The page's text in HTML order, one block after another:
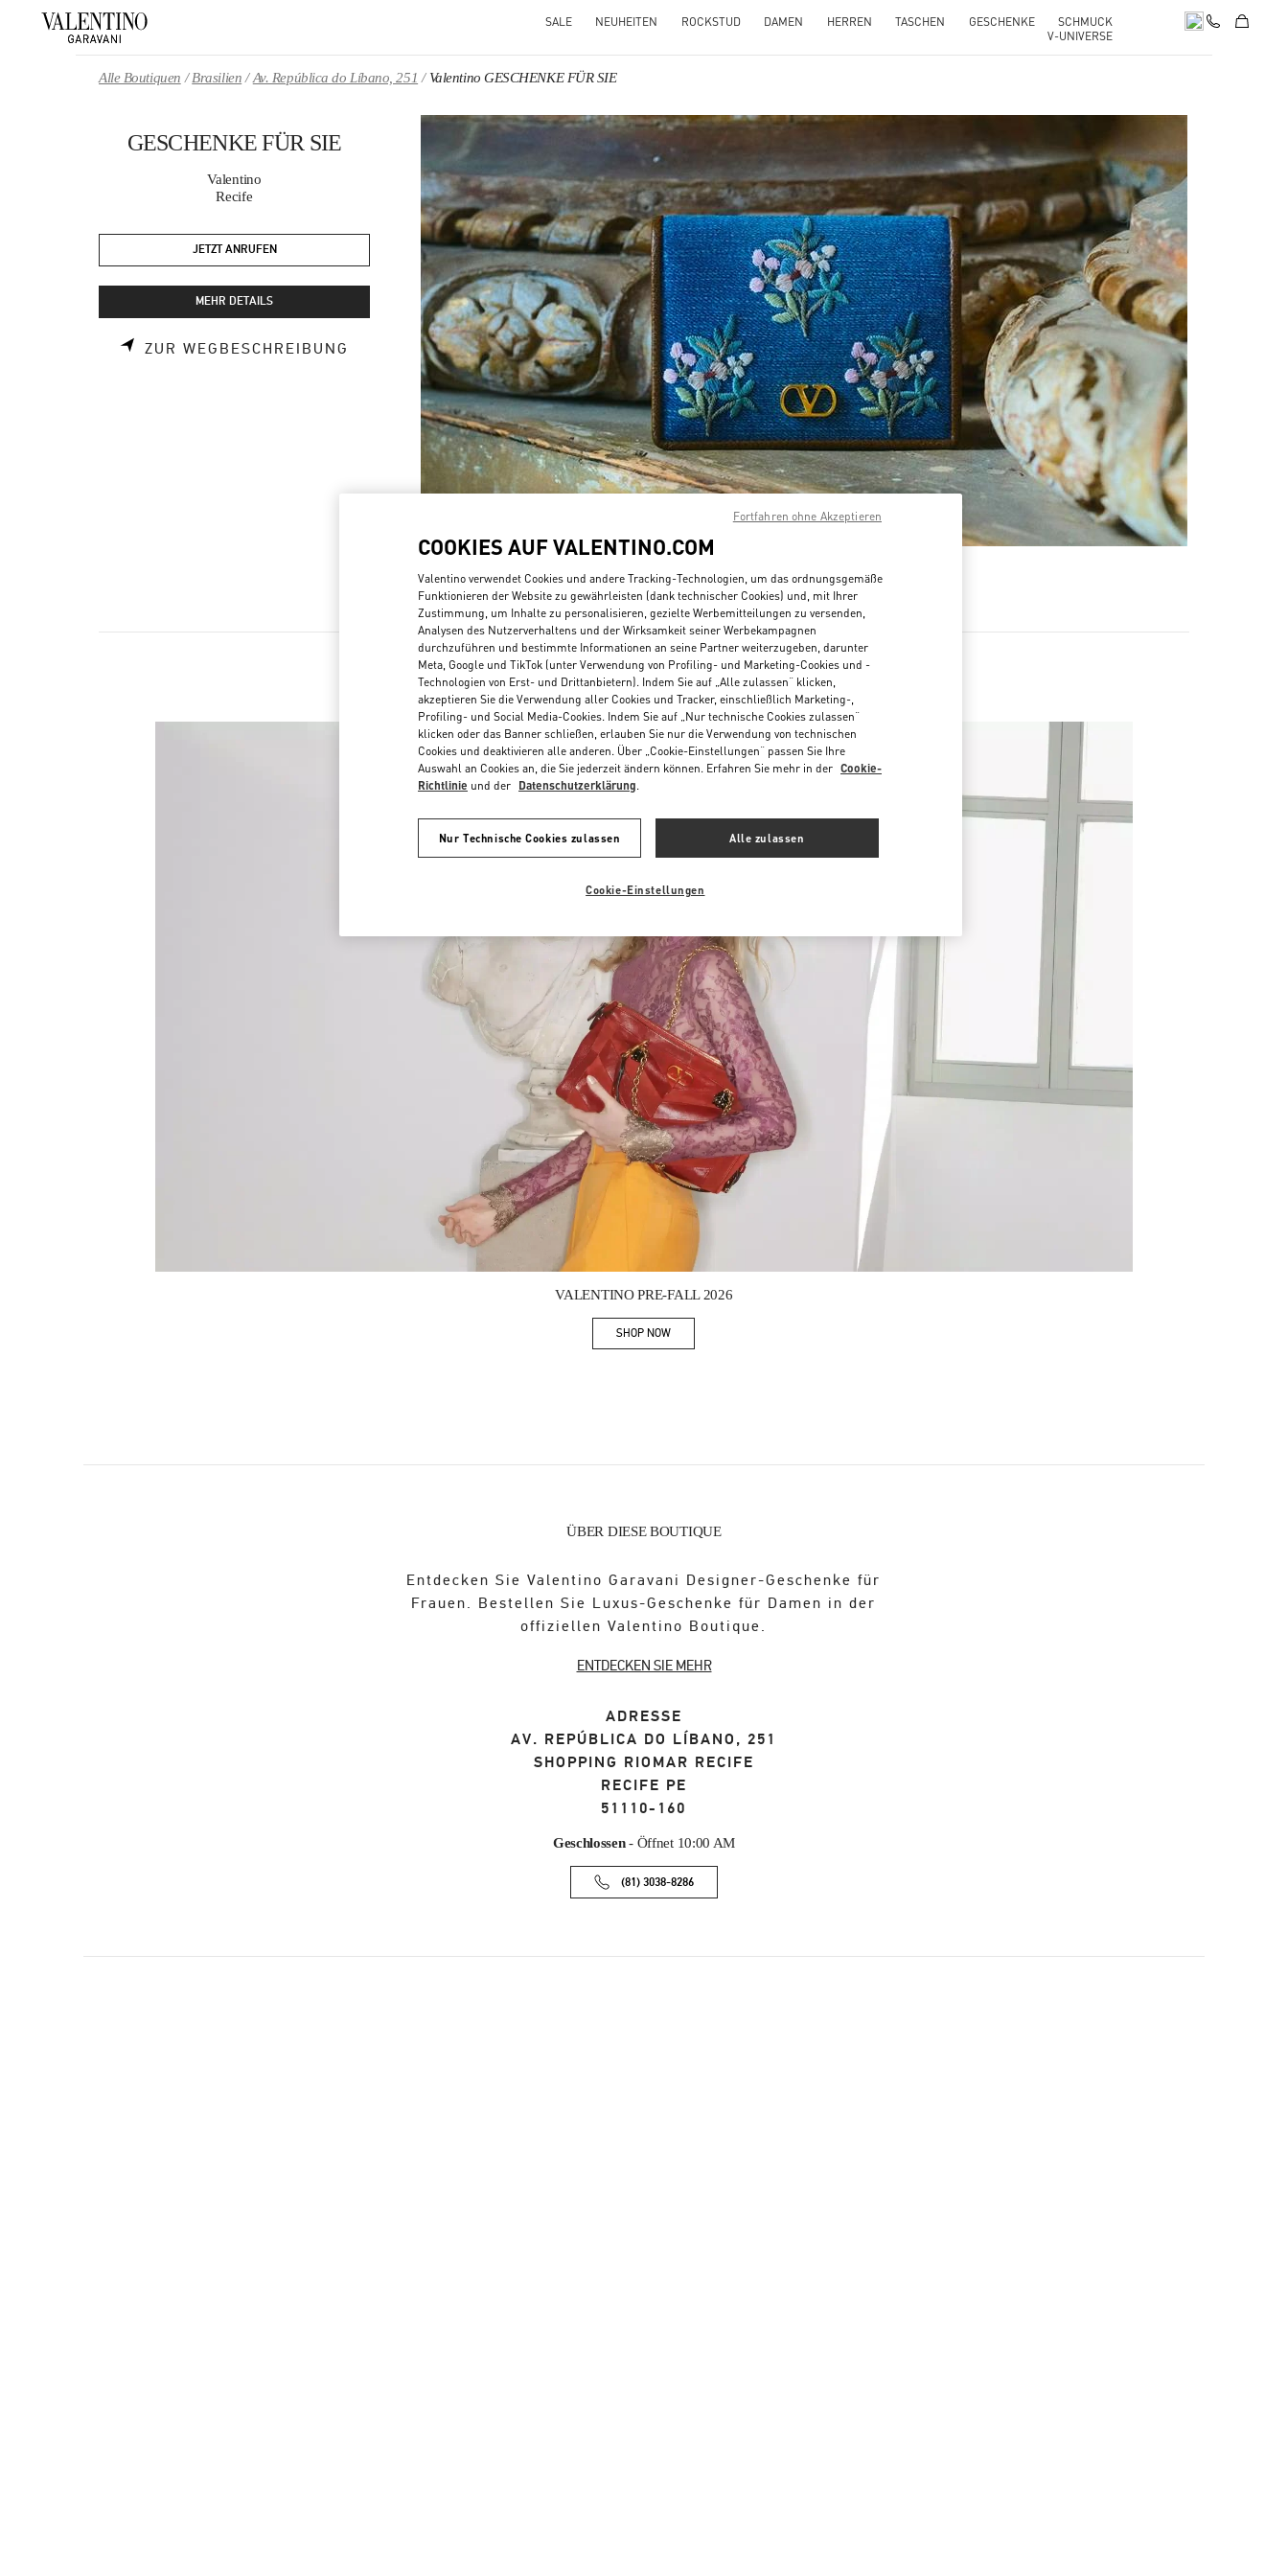
SALE NEUHEITEN ROCKSTUD DAMEN HERREN TASCHEN GESCHENKE
SCHMUCK
V-UNIVERSE
Alle Boutiquen Brasilien Av. República do Líbano, 251 Valentino GESCHENKE FÜR SIE
GESCHENKE FÜR SIE
Valentino
Recife
JETZT ANRUFEN
MEHR DETAILS
ZUR WEGBESCHREIBUNG LINK OPENS IN NEW TAB
ENTDECKEN SIE MEHR
Link Opens in New Tab
NEUHEITEN
VALENTINO PRE-FALL 2026
SHOP NOWLink Opens in New Tab
ÜBER DIESE BOUTIQUE
Entdecken Sie Valentino Garavani Designer-Geschenke für
Frauen. Bestellen Sie Luxus-Geschenke für Damen in der
offiziellen Valentino Boutique.
ENTDECKEN SIE MEHR
ADRESSE
AV. REPÚBLICA DO LÍBANO, 251
SHOPPING RIOMAR RECIFE
RECIFE PE
51110-160
Geschlossen- Öffnet 10:00 AM
(81) 3038-8286
COOKIES AUF VALENTINO.COM
Valentino verwendet Cookies und andere Tracking-Technologien, um das ordnungsgemäße
Funktionieren der Website zu gewährleisten (dank technischer Cookies) und, mit Ihrer
Zustimmung, um Inhalte zu personalisieren, gezielte Werbemitteilungen zu versenden,
Analysen des Nutzerverhaltens und der Wirksamkeit seiner Werbekampagnen
durchzuführen und bestimmte Informationen an seine Partner weiterzugeben, darunter
Meta, Google und TikTok (unter Verwendung von Profiling- und Marketing-Cookies und -
Technologien von Erst- und Drittanbietern). Indem Sie auf „Alle zulassen“ klicken,
akzeptieren Sie die Verwendung aller Cookies und Tracker, einschließlich Marketing-,
Profiling- und Social Media-Cookies. Indem Sie auf „Nur technische Cookies zulassen“
klicken oder das Banner schließen, erlauben Sie nur die Verwendung von technischen
Cookies und deaktivieren alle anderen. Über „Cookie-Einstellungen“ passen Sie Ihre
Auswahl an Cookies an, die Sie jederzeit ändern können. Erfahren Sie mehr in der Cookie-
Richtlinie und der Datenschutzerklärung.
Nur Technische Cookies zulassen Alle zulassen
Cookie-Einstellungen
Fortfahren ohne Akzeptieren